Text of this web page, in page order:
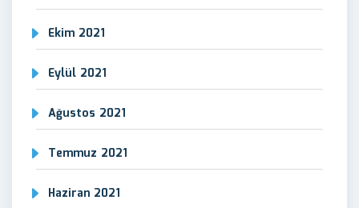
Ekim 2021
Eylül 2021
Ağustos 2021
Temmuz 2021
Haziran 2021